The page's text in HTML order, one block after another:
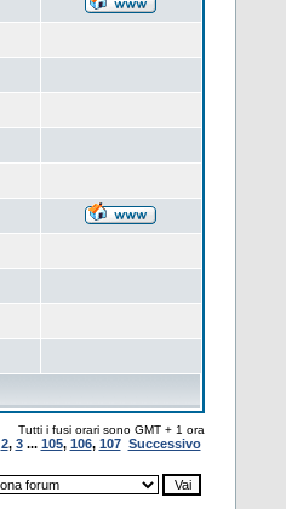
Tutti i fusi orari sono GMT + 1 ora
2, 3... 105, 106, 107 Successivo